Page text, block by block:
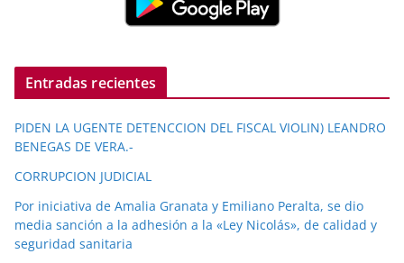
Entradas recientes
PIDEN LA UGENTE DETENCCION DEL FISCAL VIOLIN) LEANDRO
BENEGAS DE VERA.-
CORRUPCION JUDICIAL
Por iniciativa de Amalia Granata y Emiliano Peralta, se dio
media sanción a la adhesión a la «Ley Nicolás», de calidad y
seguridad sanitaria